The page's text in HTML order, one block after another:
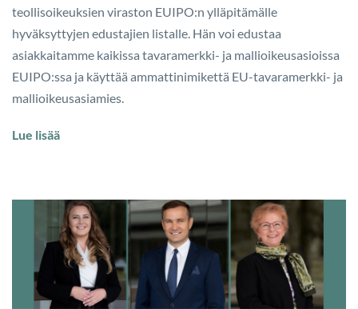
teollisoikeuksien viraston EUIPO:n ylläpitämälle
hyväksyttyjen edustajien listalle. Hän voi edustaa
asiakkaitamme kaikissa tavaramerkki- ja mallioikeusasioissa
EUIPO:ssa ja käyttää ammattinimikettä EU-tavaramerkki- ja
mallioikeusasiamies.
Lue lisää